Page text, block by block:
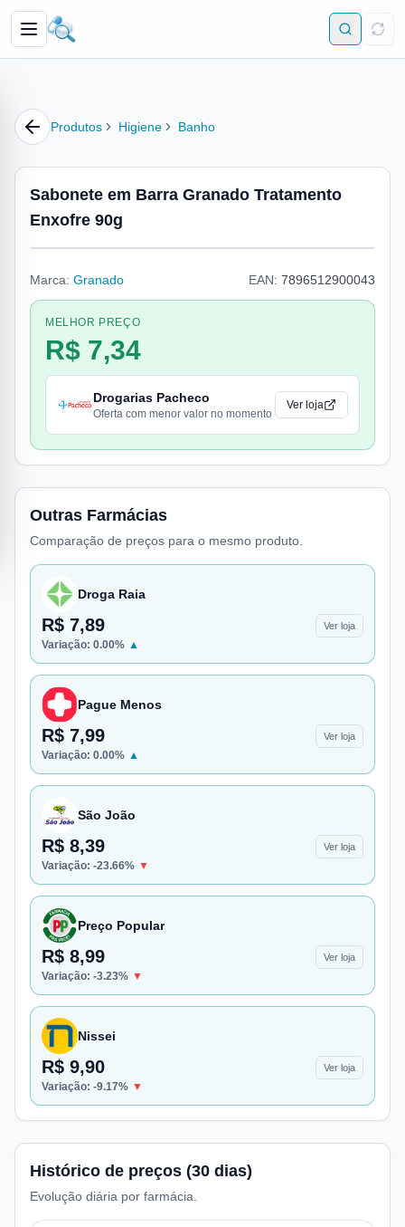
Produtos Higiene Banho
Sabonete em Barra Granado Tratamento
Enxofre 90g
Marca: Granado EAN: 7896512900043
MELHOR PREÇO
R$ 7,34
Drogarias Pacheco
Oferta com menor valor no momento
Ver loja
Outras Farmácias
Comparação de preços para o mesmo produto.
Droga Raia
R$ 7,89 Ver loja
Variação: 0.00% ▲
Pague Menos
R$ 7,99 Ver loja
Variação: 0.00% ▲
São João
R$ 8,39 Ver loja
Variação: -23.66% ▼
Preço Popular
R$ 8,99 Ver loja
Variação: -3.23% ▼
Nissei
R$ 9,90 Ver loja
Variação: -9.17% ▼
Histórico de preços (30 dias)
Evolução diária por farmácia.